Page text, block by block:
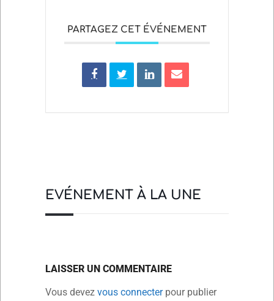
PARTAGEZ CET ÉVÉNEMENT
EVÉNEMENT À LA UNE
LAISSER UN COMMENTAIRE
Vous devez vous connecterpour publier